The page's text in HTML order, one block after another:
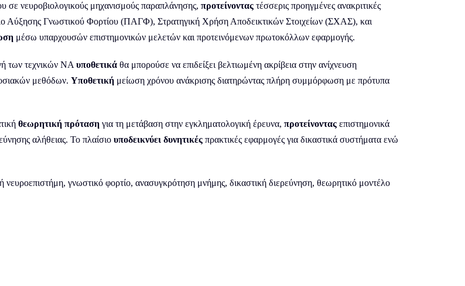
νευροβιολογικούς μηχανισμούς παραπλάνησης, προτείνοντας τέσσερις προηγμένες ανακριτικές
Γνωστικού Φορτίου (ΠΑΓΦ), Στρατηγική Χρήση Αποδεικτικών Στοιχείων (ΣΧΑΣ), και
μέσω υπαρχουσών επιστημονικών μελετών και προτεινόμενων πρωτοκόλλων εφαρμογής.
των τεχνικών ΝΑ υποθετικά θα μπορούσε να επιδείξει βελτιωμένη ακρίβεια στην ανίχνευση
μεθόδων. Υποθετική μείωση χρόνου ανάκρισης διατηρώντας πλήρη συμμόρφωση με πρότυπα
θεωρητική πρόταση για τη μετάβαση στην εγκληματολογική έρευνα, προτείνοντας επιστημονικά
αλήθειας. Το πλαίσιο υποδεικνύει δυνητικές πρακτικές εφαρμογές για δικαστικά συστήματα ενώ
νευροεπιστήμη, γνωστικό φορτίο, ανασυγκρότηση μνήμης, δικαστική διερεύνηση, θεωρητικό μοντέλο